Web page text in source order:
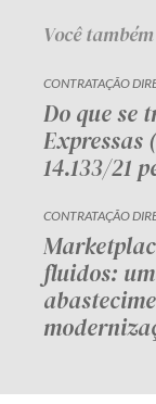
Você
CONTRATAÇÃO
Do que se
Expressas
14.133/21
CONTRATAÇÃO
fluidos: